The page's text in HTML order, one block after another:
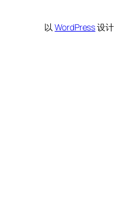
以WordPress设计